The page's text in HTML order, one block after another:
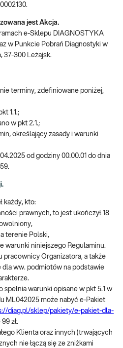
jest Akcja.
e-Sklepu DIAGNOSTYKA
w Punkcie Pobrań Diagnostyki w
37-300 Leżajsk.
terminy, zdefiniowane poniżej,
1.1.;
w pkt 2.1.;
określający zasady i warunki
od godziny 00.00.01 do dnia
każdy, kto:
prawnych, to jest ukończył 18
terenie Polski,
warunki niniejszego Regulaminu.
pracownicy Organizatora, a także
ww. podmiotów na podstawie
spełnia warunki opisane w pkt 5.1 w
ML042025 może nabyć e-Pakiet
diag.pl/sklep/pakiety/e-pakiet-dla-
zł.
Klienta oraz innych (trwających
nie łączą się ze zniżkami